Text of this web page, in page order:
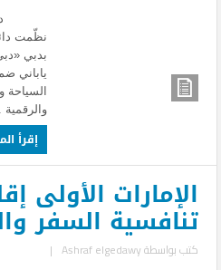
دبى
نظّمت
بدبي
ياباني
السياحة
والرقمية
إقرأ
الإمارات الأولى
تنافسية السفر
كتب بواسطةAshraf elgedawy
|